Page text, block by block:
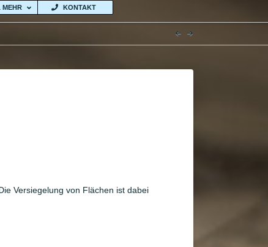
MEHR KONTAKT
Versiegelung von Flächen ist dabei